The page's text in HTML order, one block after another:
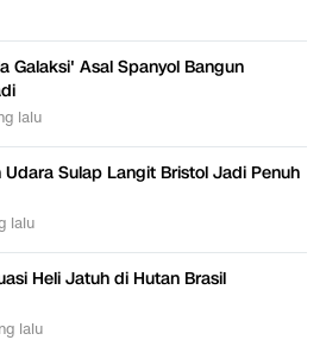
Galaksi' Asal Spanyol Bangun
lalu
Udara Sulap Langit Bristol Jadi Penuh
lalu
Heli Jatuh di Hutan Brasil
lalu